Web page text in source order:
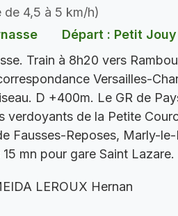
4,5 à 5 km/h)
Départ : Petit
Train à 8h20 vers
Versailles-
D +400m. Le GR de
verdoyants de la Petite
Fausses-Reposes, Marly-le-
mn pour gare Saint Lazare.
LEROUX Hernan